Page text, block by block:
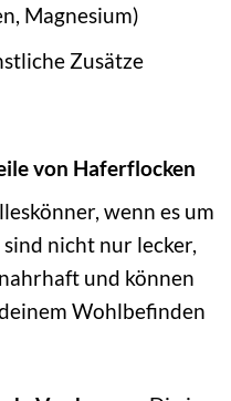
Magnesium)
Zusätze
von Haferflocken
wenn es um
nicht nur lecker,
und können
Wohlbefinden